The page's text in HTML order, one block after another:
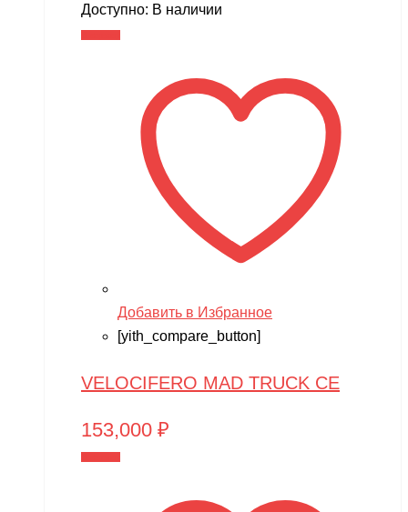
Доступно: В наличии
Добавить в Избранное
[yith_compare_button]
VELOCIFERO MAD TRUCK CE
153,000 ₽